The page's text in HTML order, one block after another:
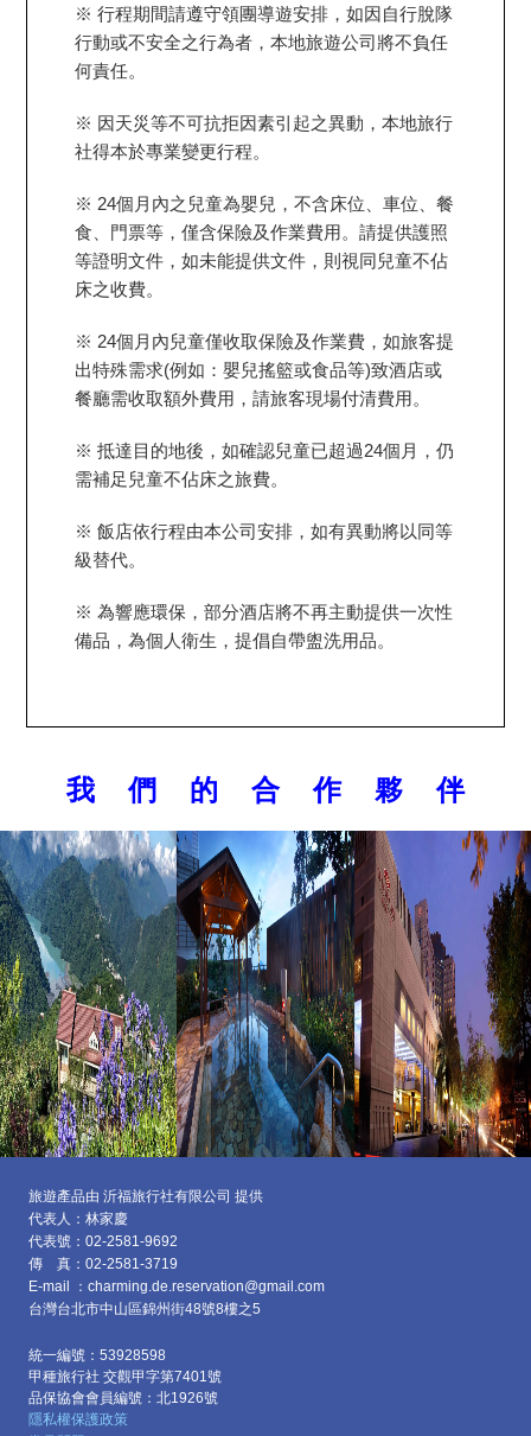
※ 行程期間請遵守領團導遊安排，如因自行脫隊
行動或不安全之行為者，本地旅遊公司將不負任
何責任。
※ 因天災等不可抗拒因素引起之異動，本地旅行
社得本於專業變更行程。
※ 24個月內之兒童為嬰兒，不含床位、車位、餐
食、門票等，僅含保險及作業費用。請提供護照
等證明文件，如未能提供文件，則視同兒童不佔
床之收費。
※ 24個月內兒童僅收取保險及作業費，如旅客提
出特殊需求(例如：嬰兒搖籃或食品等)致酒店或
餐廳需收取額外費用，請旅客現場付清費用。
※ 抵達目的地後，如確認兒童已超過24個月，仍
需補足兒童不佔床之旅費。
※ 飯店依行程由本公司安排，如有異動將以同等
級替代。
※ 為響應環保，部分酒店將不再主動提供一次性
備品，為個人衛生，提倡自帶盥洗用品。
我 們 的 合 作 夥 伴
旅遊產品由 沂福旅行社有限公司 提供
代表人：林家慶
代表號：02-2581-9692
傳 真：02-2581-3719
E-mail ：charming.de.reservation@gmail.com
台灣台北市中山區錦州街48號8樓之5
統一編號：53928598
甲種旅行社 交觀甲字第7401號
品保協會會員編號：北1926號
隱私權保護政策